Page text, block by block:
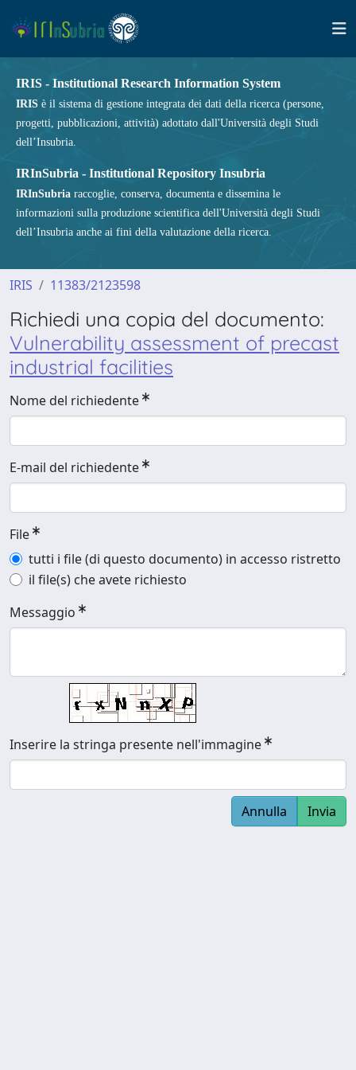
IRIS - Institutional Research Information System
IRIS è il sistema di gestione integrata dei dati della ricerca (persone,
progetti, pubblicazioni, attività) adottato dall'Università degli Studi
dell’Insubria.
IRInSubria - Institutional Repository Insubria
IRInSubria raccoglie, conserva, documenta e dissemina le
informazioni sulla produzione scientifica dell'Università degli Studi
dell’Insubria anche ai fini della valutazione della ricerca.
IRIS 11383/2123598
Richiedi una copia del documento:
Vulnerability assessment of precast
industrial facilities
Nome del richiedente
E-mail del richiedente
File
tutti i file (di questo documento) in accesso ristretto
il file(s) che avete richiesto
Messaggio
Inserire la stringa presente nell'immagine
Annulla Invia